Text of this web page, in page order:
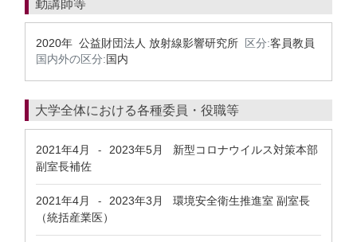
勤講師等
2020年 公益財団法人 放射線影響研究所 区分:客員教員
国内外の区分:国内
大学全体における各種委員・役職等
2021年4月 - 2023年5月
新型コロナウイルス対策本部
副室長補佐
2021年4月 - 2023年3月
環境安全衛生推進室 副室長
（統括産業医）